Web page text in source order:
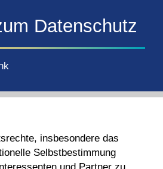
Datenschutz
insbesondere das
Selbstbestimmung